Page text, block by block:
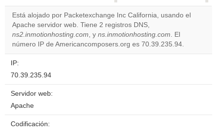
correctly.
Do you
own this
website?
Está alojado por Packetexchange Inc California, usando el
Apache servidor web. Tiene 2 registros DNS,
ns2.inmotionhosting.com, y ns.inmotionhosting.com. El
número IP de Americancomposers.org es 70.39.235.94.
IP:
70.39.235.94
Servidor web:
Apache
Codificación: